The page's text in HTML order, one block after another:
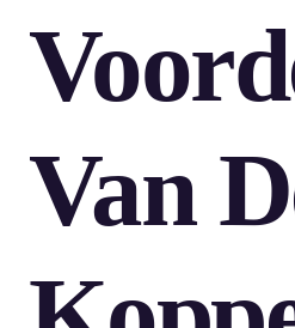
Van